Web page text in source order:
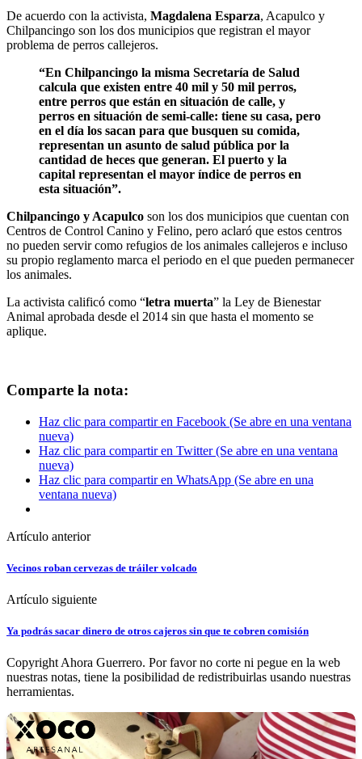
De acuerdo con la activista, Magdalena Esparza, Acapulco y
Chilpancingo son los dos municipios que registran el mayor
problema de perros callejeros.
“En Chilpancingo la misma Secretaría de Salud
calcula que existen entre 40 mil y 50 mil perros,
entre perros que están en situación de calle, y
perros en situación de semi-calle: tiene su casa, pero
en el día los sacan para que busquen su comida,
representan un asunto de salud pública por la
cantidad de heces que generan. El puerto y la
capital representan el mayor índice de perros en
esta situación”.
Chilpancingo y Acapulco son los dos municipios que cuentan con
Centros de Control Canino y Felino, pero aclaró que estos centros
no pueden servir como refugios de los animales callejeros e incluso
su propio reglamento marca el periodo en el que pueden permanecer
los animales.
La activista calificó como “letra muerta” la Ley de Bienestar
Animal aprobada desde el 2014 sin que hasta el momento se
aplique.
Comparte la nota:
Haz clic para compartir en Facebook (Se abre en una ventana
nueva)
Haz clic para compartir en Twitter (Se abre en una ventana
nueva)
Haz clic para compartir en WhatsApp (Se abre en una
ventana nueva)
Artículo anterior
Vecinos roban cervezas de tráiler volcado
Artículo siguiente
Ya podrás sacar dinero de otros cajeros sin que te cobren comisión
Copyright Ahora Guerrero. Por favor no corte ni pegue en la web
nuestras notas, tiene la posibilidad de redistribuirlas usando nuestras
herramientas.